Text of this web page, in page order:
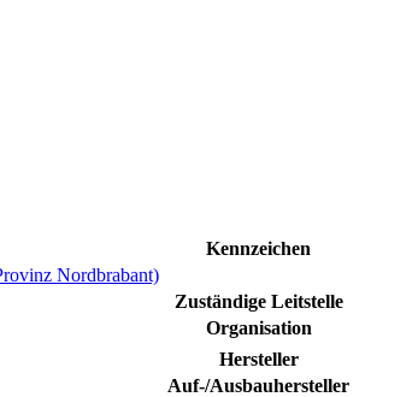
Kennzeichen
Nordbrabant)
Zuständige Leitstelle
Organisation
Hersteller
Auf-/Ausbauhersteller